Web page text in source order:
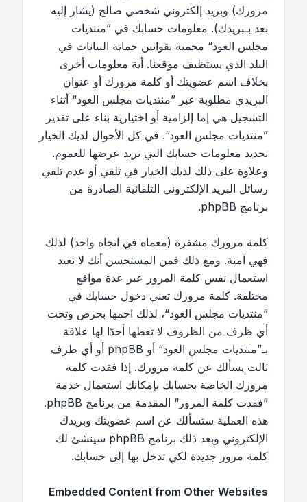
مرورك) وبريد إلكتروني شخصي صالح (يشار إليه
بعد بـبريدك). معلومات حسابك في ”منتديات
مجلس العود“ محمية بقوانين حماية البيانات في
البلد الذي يستظيف موقعنا. أية معلومات أخرى
بخلاف اسم عضويتك أو كلمة مرورك أو عنوان
البريدي مطلوبة عبر ”منتديات مجلس العود“ أثناء
التسجيل هي إما إلزامية أو اختيارية بناء على تقدير
”منتديات مجلس العود“. في كل الأحوال لديك الخيار
تحديد معلومات حسابك التي تريد عرضها للعموم.
وعلاوة على ذلك لديك الخيار في تلقي أو عدم تلقي
رسائل البريد الإلكتروني التلقائية الصادرة من
برنامج phpBB.
كلمة مرورك مشفرة (معماه في اتجاه واحد) لذلك
فهي آمنة. ومع ذلك فمن المستحسن أنك لا تعيد
استعمال نفس كلمة المرور عبر عدة مواقع
مختلفة. كلمة مرورك تعني دخول حسابك في
”منتديات مجلس العود“، لذلك احمها بحرص وتحت
أي ظرف من الظروف لا تعطها أحدًا لها علاقة
بـ”منتديات مجلس العود“ أو phpBB أو أي طرف
ثالث يسألك عن كلمة مرورك. إذا فقدت كلمة
مرورك الخاصة بحسابك بإمكانك استعمال خدمة
”فقدت كلمة المرور“ المقدمة من برنامج phpBB.
هذه العملية ستسألك عن اسم عضويتك وبريدك
الإلكتروني وبعد ذلك برنامج phpBB سينشئ لك
كلمة مرور جديدة لكي تدخل بها إلى حسابك.
Embedded Content from Other Websites